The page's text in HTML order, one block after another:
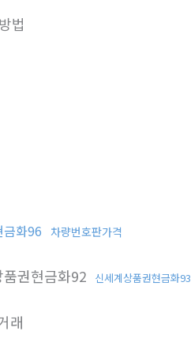
법
금화96 차량번호판가격
품권현금화92 신세계상품권현금화93
래